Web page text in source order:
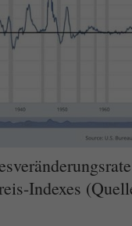
Indexes